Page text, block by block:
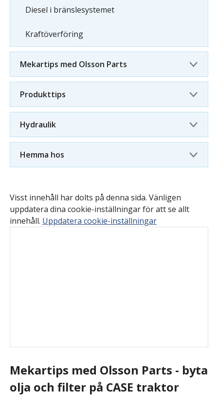
Diesel i bränslesystemet
Kraftöverföring
Mekartips med Olsson Parts
Produkttips
Hydraulik
Hemma hos
Visst innehåll har dolts på denna sida. Vänligen
uppdatera dina cookie-inställningar för att se allt
innehåll. Uppdatera cookie-inställningar
Mekartips med Olsson Parts - byta
olja och filter på CASE traktor